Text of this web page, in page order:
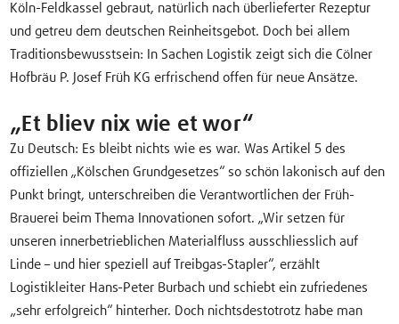
Köln-Feldkassel gebraut, natürlich nach überlieferter Rezeptur
und getreu dem deutschen Reinheitsgebot. Doch bei allem
Traditionsbewusstsein: In Sachen Logistik zeigt sich die Cölner
Hofbräu P. Josef Früh KG erfrischend offen für neue Ansätze.
„Et bliev nix wie et wor“
Zu Deutsch: Es bleibt nichts wie es war. Was Artikel 5 des
offiziellen „Kölschen Grundgesetzes“ so schön lakonisch auf den
Punkt bringt, unterschreiben die Verantwortlichen der Früh-
Brauerei beim Thema Innovationen sofort. „Wir setzen für
unseren innerbetrieblichen Materialfluss ausschliesslich auf
Linde – und hier speziell auf Treibgas-Stapler“, erzählt
Logistikleiter Hans-Peter Burbach und schiebt ein zufriedenes
„sehr erfolgreich“ hinterher. Doch nichtsdestotrotz habe man